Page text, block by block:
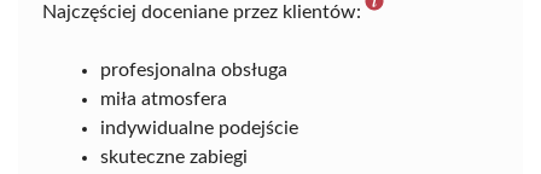
Najczęściej doceniane przez klientów:
profesjonalna obsługa
miła atmosfera
indywidualne podejście
skuteczne zabiegi